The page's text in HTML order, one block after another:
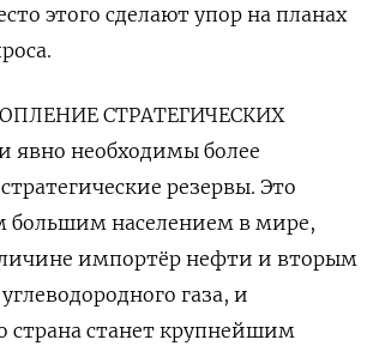
этого сделают упор на планах
СТРАТЕГИЧЕСКИХ
явно необходимы более
резервы. Это
большим населением в ‌мире,
импортёр нефти и вторым
газа, и
страна станет крупнейшим